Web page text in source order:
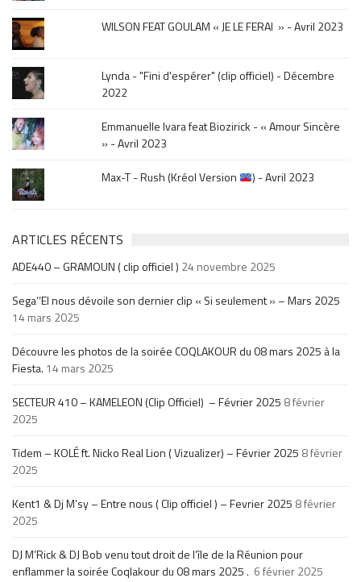
WILSON FEAT GOULAM « JE LE FERAI » - Avril 2023
Lynda - "Fini d'espérer" (clip officiel) - Décembre
2022
Emmanuelle Ivara feat Biozirick - « Amour Sincère
» - Avril 2023
Max-T - Rush (Kréol Version
) - Avril 2023
ARTICLES RÉCENTS
ADE440 – GRAMOUN ( clip officiel ) 24 novembre 2025
Sega’’El nous dévoile son dernier clip « Si seulement » – Mars 2025
14 mars 2025
Découvre les photos de la soirée COQLAKOUR du 08 mars 2025 à la
Fiesta. 14 mars 2025
SECTEUR 410 – KAMELEON (Clip Officiel) – Février 2025 8 février
2025
Tidem – KOLÉ ft. Nicko Real Lion ( Vizualizer) – Février 2025 8 février
2025
Kent1 & Dj M’sy – Entre nous ( Clip officiel ) – Fevrier 2025 8 février
2025
DJ M’Rick & DJ Bob venu tout droit de l’île de la Réunion pour
enflammer la soirée Coqlakour du 08 mars 2025 . 6 février 2025